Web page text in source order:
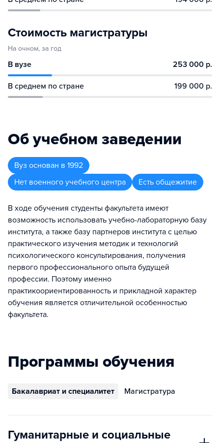
Стоимость магистратуры
На очном, за год
В вузе 253 000 р.
В среднем по стране 199 000 р.
Об учебном заведении
Вуз основан в 1992
Нет военного учебного центра
Есть общежитие
В ходе обучения студенты факультета имеют
возможность использовать учебно-лабораторную базу
института, а также базу партнеров института с целью
практического изучения методик и технологий
психологического консультирования, получения
первого профессионального опыта будущей
профессии. Поэтому именно
практикоориентированность и прикладной характер
обучения является отличительной особенностью
факультета.
Программы обучения
Бакалавриат и специалитет Магистратура
Гуманитарные и социальные